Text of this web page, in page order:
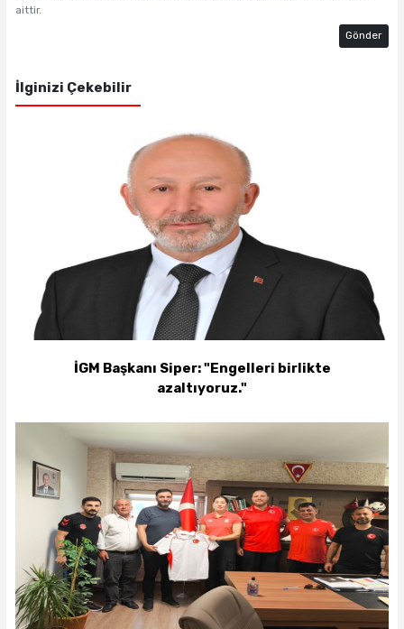
aittir.
Gönder
İlginizi Çekebilir
İGM Başkanı Siper: "Engelleri birlikte
azaltıyoruz."